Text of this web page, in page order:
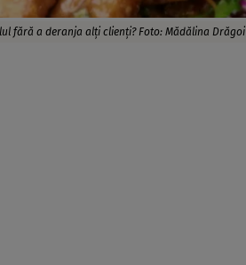
fără a deranja alți clienți? Foto: Mădălina Drăgoi